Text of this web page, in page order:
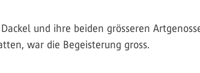
und ihre beiden grösseren
war die Begeisterung gross.